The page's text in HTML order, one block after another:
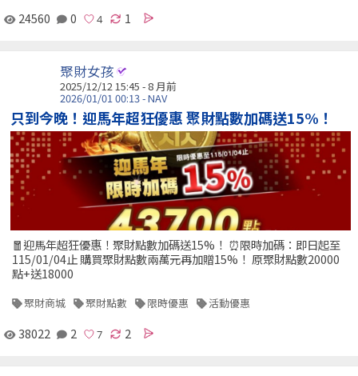
24560 0 1
聚財女孩
2025/12/12 15:45 - 8 月前
2026/01/01 00:13 - NAV
只到今晚！迎馬年超狂優惠 聚財點數加碼送15%！
🧧迎馬年超狂優惠！聚財點數加碼送15%！ ⏰限時加碼：即日起至
115/01/04止 購買聚財點數兩萬元再加贈15%！ 原聚財點數20000
點+送18000
聚財商城 聚財點數 限時優惠 活動優惠
38022 2 2